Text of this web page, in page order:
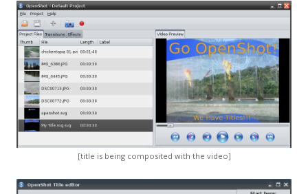
[title is being composited with the video]